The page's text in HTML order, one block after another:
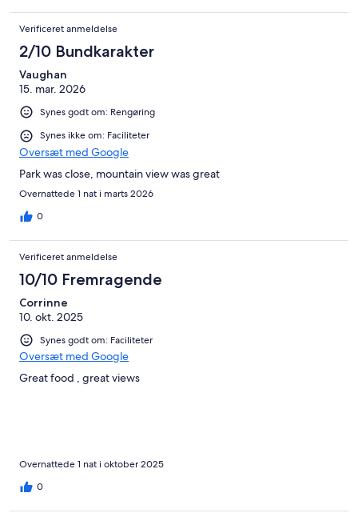
Verificeret anmeldelse
2/10 Bundkarakter
Vaughan
15. mar. 2026
Synes godt om: Rengøring
Synes ikke om: Faciliteter
Oversæt med Google
Park was close, mountain view was great
Overnattede 1 nat i marts 2026
0
Verificeret anmeldelse
10/10 Fremragende
Corrinne
10. okt. 2025
Synes godt om: Faciliteter
Oversæt med Google
Great food , great views
Overnattede 1 nat i oktober 2025
0